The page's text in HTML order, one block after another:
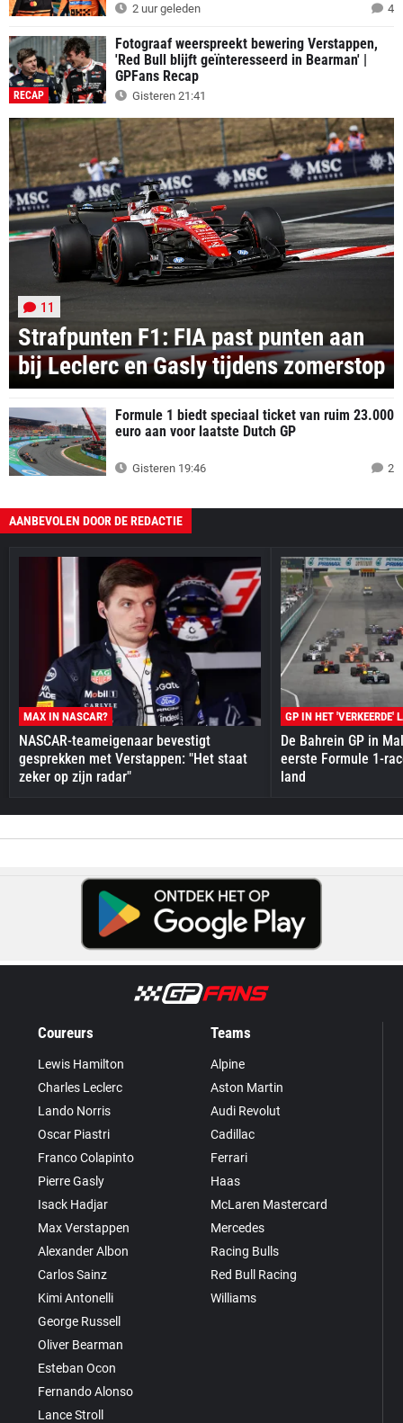
2 uur geleden 4
RECAP
Fotograaf weerspreekt bewering Verstappen,
'Red Bull blijft geïnteresseerd in Bearman' |
GPFans Recap
Gisteren 21:41
Strafpunten F1: FIA past punten aan
bij Leclerc en Gasly tijdens zomerstop
11
Formule 1 biedt speciaal ticket van ruim 23.000
euro aan voor laatste Dutch GP
Gisteren 19:46 2
AANBEVOLEN DOOR DE REDACTIE
MAX IN NASCAR?
NASCAR-teameigenaar bevestigt
gesprekken met Verstappen: "Het staat
zeker op zijn radar"
GP IN HET 'VERKEERDE'
De Bahrein GP in
eerste Formule 1-
land
Coureurs
Lewis Hamilton
Charles Leclerc
Lando Norris
Oscar Piastri
Franco Colapinto
Pierre Gasly
Isack Hadjar
Max Verstappen
Alexander Albon
Carlos Sainz
Kimi Antonelli
George Russell
Oliver Bearman
Esteban Ocon
Fernando Alonso
Lance Stroll
Teams
Alpine
Aston Martin
Audi Revolut
Cadillac
Ferrari
Haas
McLaren Mastercard
Mercedes
Racing Bulls
Red Bull Racing
Williams